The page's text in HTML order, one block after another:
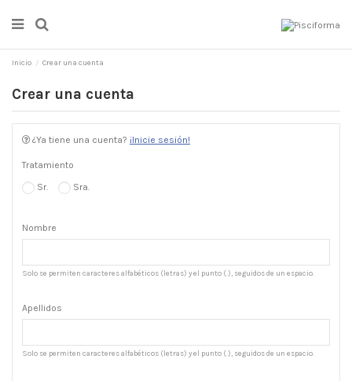
Inicio Crear una cuenta
Crear una cuenta
¿Ya tiene una cuenta? ¡Inicie sesión!
Tratamiento
Sr. Sra.
Nombre
Solo se permiten caracteres alfabéticos (letras) y el punto (.), seguidos de un espacio.
Apellidos
Solo se permiten caracteres alfabéticos (letras) y el punto (.), seguidos de un espacio.